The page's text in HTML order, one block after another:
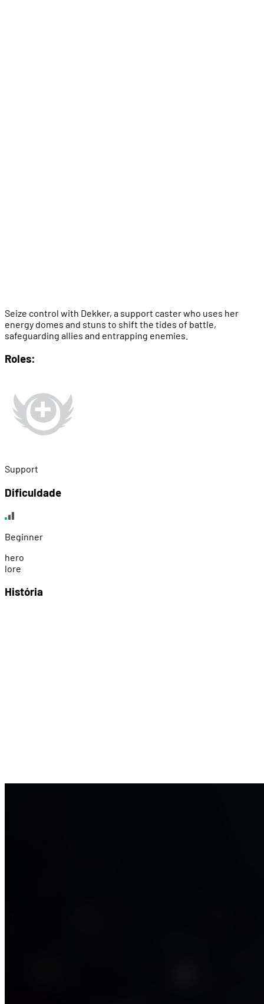
Seize control with Dekker, a support caster who uses her
energy domes and stuns to shift the tides of battle,
safeguarding allies and entrapping enemies.
Roles:
Support
Dificuldade
Beginner
hero
lore
História